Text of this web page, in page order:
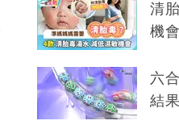
清
機會
六
結